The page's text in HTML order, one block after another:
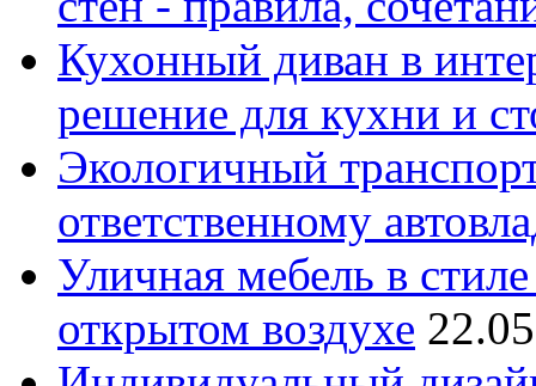
Кухонный диван в
решение для кухни и
Экологичный
ответственному
Уличная мебель в
открытом воздухе